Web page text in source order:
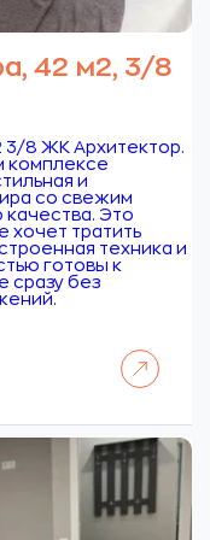
42 м2, 3/8
3/8 ЖК Архитектор.
комплексе
и
со свежим
Это
хочет тратить
техника и
готовы к
сразу без